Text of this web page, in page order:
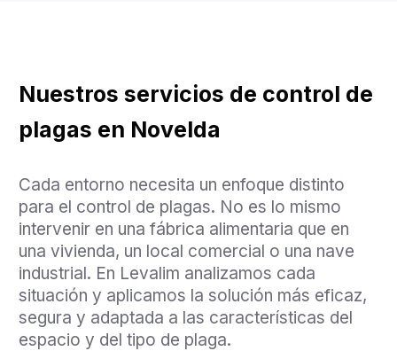
Nuestros servicios de control de
plagas en Novelda
Cada entorno necesita un enfoque distinto
para el control de plagas. No es lo mismo
intervenir en una fábrica alimentaria que en
una vivienda, un local comercial o una nave
industrial. En Levalim analizamos cada
situación y aplicamos la solución más eficaz,
segura y adaptada a las características del
espacio y del tipo de plaga.